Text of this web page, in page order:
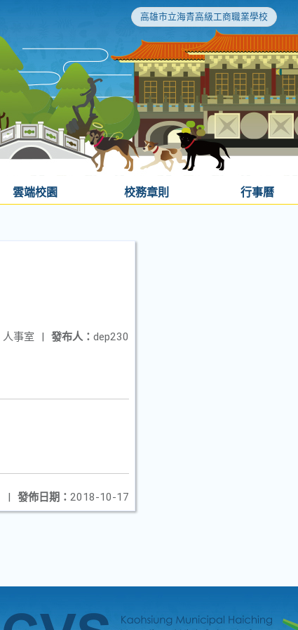
高雄市立海青高級工商職業學校
雲端校園 校務章則 行事曆
發布人： dep230
人事室 |
發佈日期： 2018-10-17
|